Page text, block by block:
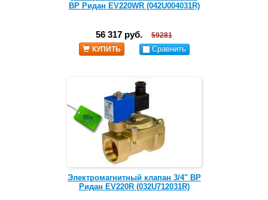
ВР Ридан EV220WR (042U004031R)
56 317 руб.
59281
КУПИТЬ
Сравнить
Электромагнитный клапан 3/4" ВР
Ридан EV220R (032U712031R)